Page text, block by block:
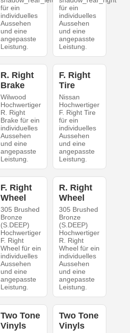
für ein
individuelles
Aussehen
und eine
angepasste
Leistung.
für ein
individuelles
Aussehen
und eine
angepasste
Leistung.
R. Right
Brake
Wilwood
Hochwertiger
R. Right
Brake für ein
individuelles
Aussehen
und eine
angepasste
Leistung.
F. Right
Tire
Nissan
Hochwertiger
F. Right Tire
für ein
individuelles
Aussehen
und eine
angepasste
Leistung.
F. Right
Wheel
305 Brushed
Bronze
(S.DEEP)
Hochwertiger
F. Right
Wheel für ein
individuelles
Aussehen
und eine
angepasste
Leistung.
R. Right
Wheel
305 Brushed
Bronze
(S.DEEP)
Hochwertiger
R. Right
Wheel für ein
individuelles
Aussehen
und eine
angepasste
Leistung.
Two Tone
Vinyls
Two Tone
Vinyls